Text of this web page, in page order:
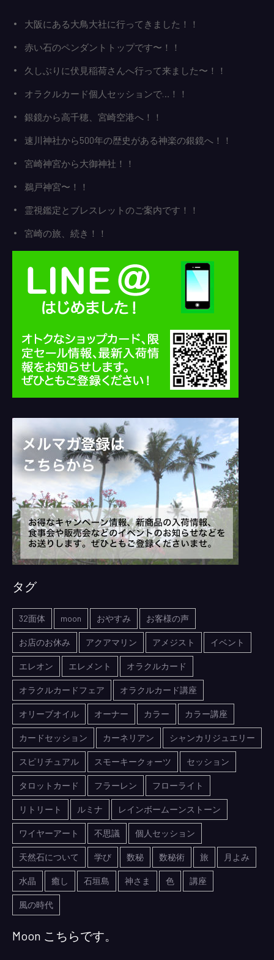
大阪にある大鳥大社に行ってきました！！
赤い石のペンダントトップです〜！！
久しぶりに伏見稲荷さんへ行って来ました〜！！
オラクルカード個人セッションで…！！
銀鏡から高千穂、宮崎空港へ！！
速川神社から500年の歴史がある神楽の銀鏡へ！！
宮崎神宮から大御神社！！
鵜戸神宮〜！！
霊視鑑定とブレスレットのご案内です！！
宮崎の旅、続き！！
タグ
32面体 moon おやすみ お客様の声
お店のお休み アクアマリン アメジスト イベント
エレオン エレメント オラクルカード
オラクルカードフェア オラクルカード講座
オリーブオイル オーナー カラー カラー講座
カードセッション カーネリアン シャンカリジュエリー
スピリチュアル スモーキークォーツ セッション
タロットカード フラーレン フローライト
リトリート ルミナ レインボームーンストーン
ワイヤーアート 不思議 個人セッション
天然石について 学び 数秘 数秘術 旅 月よみ
水晶 癒し 石垣島 神さま 色 講座
風の時代
Moon こちらです。